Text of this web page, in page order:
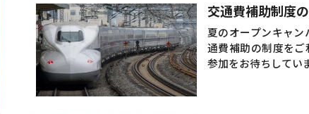
交通費補助制度
夏のオープンキャ
通費補助の制度を
参加をお待ちしてい